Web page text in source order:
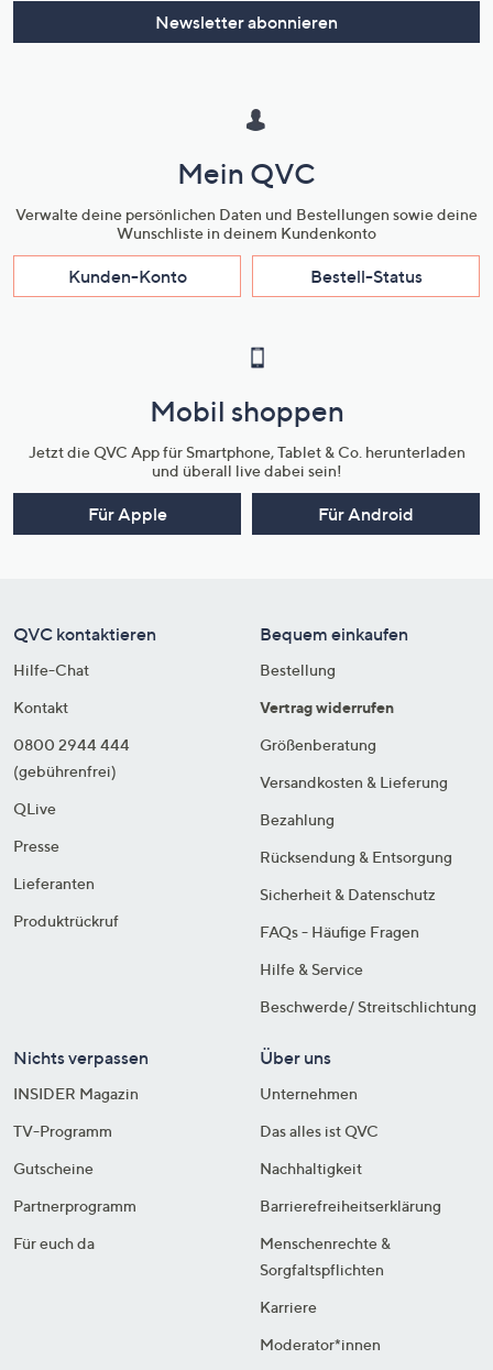
Newsletter abonnieren
Mein QVC
Verwalte deine persönlichen Daten und Bestellungen sowie deine
Wunschliste in deinem Kundenkonto
Kunden-Konto Bestell-Status
Mobil shoppen
Jetzt die QVC App für Smartphone, Tablet & Co. herunterladen
und überall live dabei sein!
Für Apple Für Android
QVC kontaktieren
Hilfe-Chat
Kontakt
0800 2944 444
(gebührenfrei)
QLive
Presse
Lieferanten
Produktrückruf
Bequem einkaufen
Bestellung
Vertrag widerrufen
Größenberatung
Versandkosten & Lieferung
Bezahlung
Rücksendung & Entsorgung
Sicherheit & Datenschutz
FAQs - Häufige Fragen
Hilfe & Service
Beschwerde/ Streitschlichtung
Nichts verpassen
INSIDER Magazin
TV-Programm
Gutscheine
Partnerprogramm
Für euch da
Über uns
Unternehmen
Das alles ist QVC
Nachhaltigkeit
Barrierefreiheitserklärung
Menschenrechte &
Sorgfaltspflichten
Karriere
Moderator*innen